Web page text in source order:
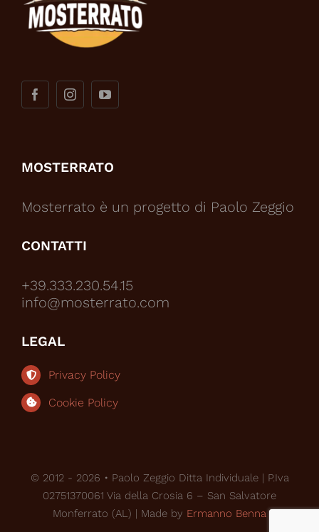
MOSTERRATO
Mosterrato è un progetto di Paolo Zeggio
CONTATTI
+39.333.230.54.15
info@mosterrato.com
LEGAL
Privacy Policy
Cookie Policy
© 2012 - 2026 • Paolo Zeggio Ditta Individuale | P.Iva
02751370061 Via della Crosia 6 – San Salvatore
Monferrato (AL) | Made by Ermanno Benna